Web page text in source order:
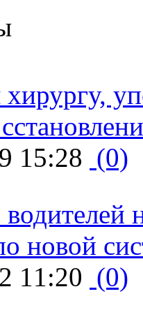
хирургу,
15:28 (0)
новой
11:20 (0)